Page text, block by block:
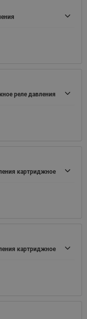
реле давления
картриджное
картриджное